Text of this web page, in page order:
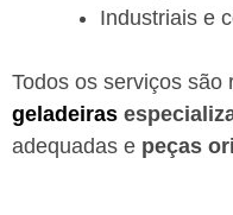
Industriais e
Todos os serviços são
geladeiras
adequadas e peças